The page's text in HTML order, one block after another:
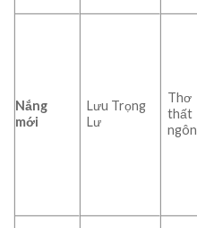
Nắng
mới
Lưu Trọng
Lư
Thơ
thất
ngôn